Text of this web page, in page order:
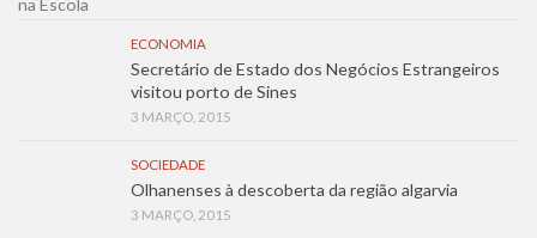
ECONOMIA
Secretário de Estado dos Negócios Estrangeiros
visitou porto de Sines
3 MARÇO, 2015
SOCIEDADE
Olhanenses à descoberta da região algarvia
3 MARÇO, 2015